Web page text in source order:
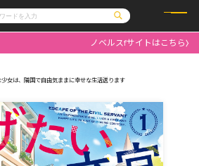
ノベルス
ノベルスf
OVERLAP STORE
オーバーラップ広報室
ディングス
オーバーラップ文庫
ノベルスfサイトはこちら
女は、隣国で自由気ままに幸せな生活送ります